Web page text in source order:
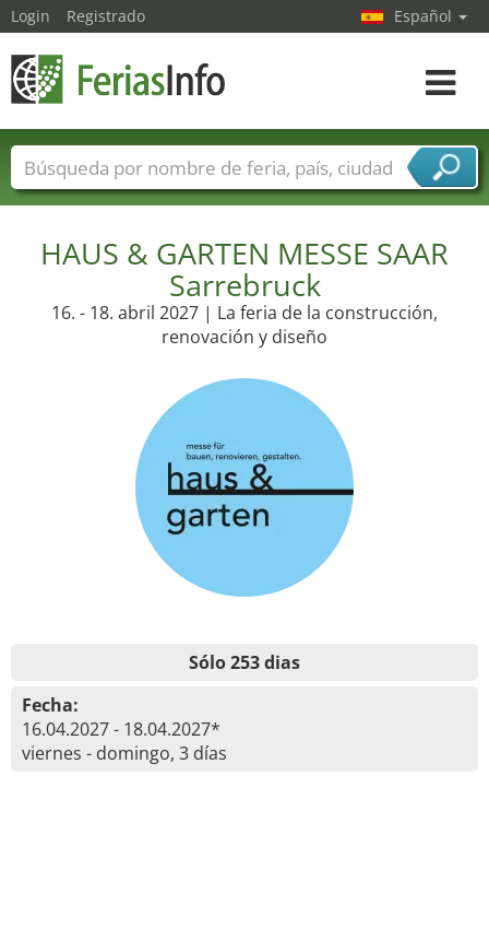
HAUS & GARTEN MESSE SAAR
Sarrebruck
16. - 18. abril 2027 | La feria de la construcción,
renovación y diseño
Sólo 253 dias
Fecha:
16.04.2027 - 18.04.2027*
viernes - domingo, 3 días
Login Registrado Español
toggle
Nombres de ferias Países
Ciudades
Sectores de proveedor de servicios